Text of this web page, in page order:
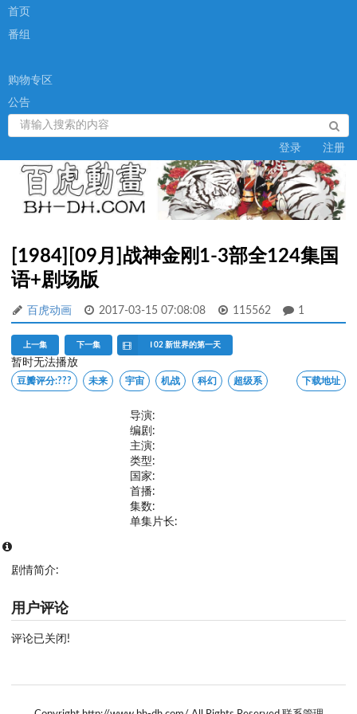
首页
番组
购物专区
公告
登录 注册
[1984][09月]战神金刚1-3部全124集国
语+剧场版
百虎动画 2017-03-15 07:08:08 115562 1
上一集 下一集 Ⅰ 02 新世界的第一天
暂时无法播放
豆瓣评分:??? 未来 宇宙 机战 科幻 超级系 下载地址
导演:
编剧:
主演:
类型:
国家:
首播:
集数:
单集片长:
剧情简介:
用户评论
评论已关闭!